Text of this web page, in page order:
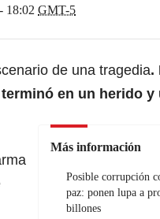
18:02 GMT-5
de una tragedia.
en un herido y
Más información
Posible corrupción
paz: ponen lupa a
billones